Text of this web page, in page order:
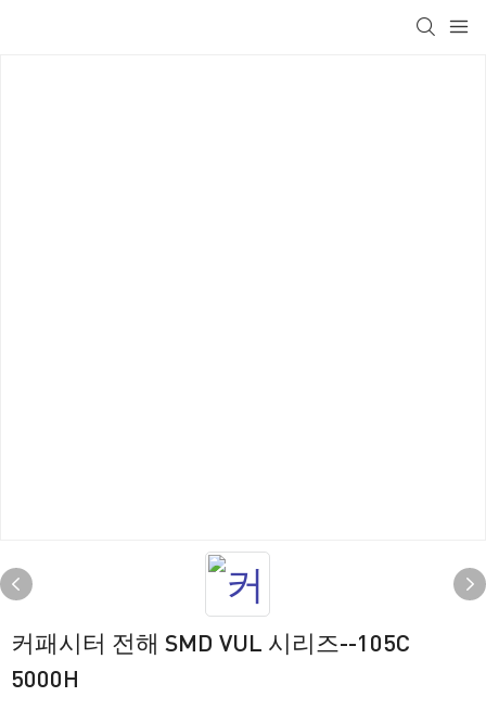
커패시터 전해 SMD VUL 시리즈--105C
5000H